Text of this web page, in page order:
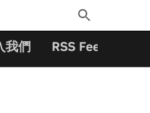
Toggle
Search
我們 RSS Feeds